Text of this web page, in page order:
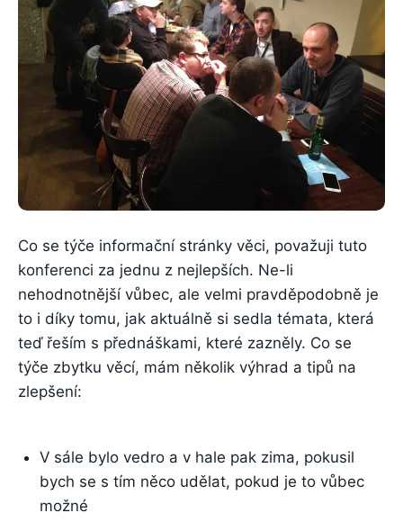
Co se týče informační stránky věci, považuji tuto
konferenci za jednu z nejlepších. Ne-li
nehodnotnější vůbec, ale velmi pravděpodobně je
to i díky tomu, jak aktuálně si sedla témata, která
teď řeším s přednáškami, které zazněly. Co se
týče zbytku věcí, mám několik výhrad a tipů na
zlepšení:
V sále bylo vedro a v hale pak zima, pokusil
bych se s tím něco udělat, pokud je to vůbec
možné